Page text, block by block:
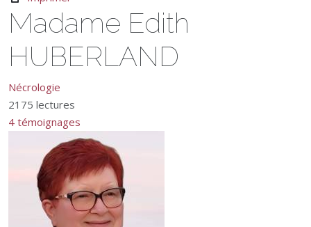
Madame Edith
HUBERLAND
Nécrologie
2175 lectures
4 témoignages